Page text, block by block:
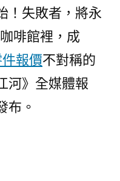
！失敗者，將永
啡館裡，成
報價不對稱的
河》全媒體報
布。